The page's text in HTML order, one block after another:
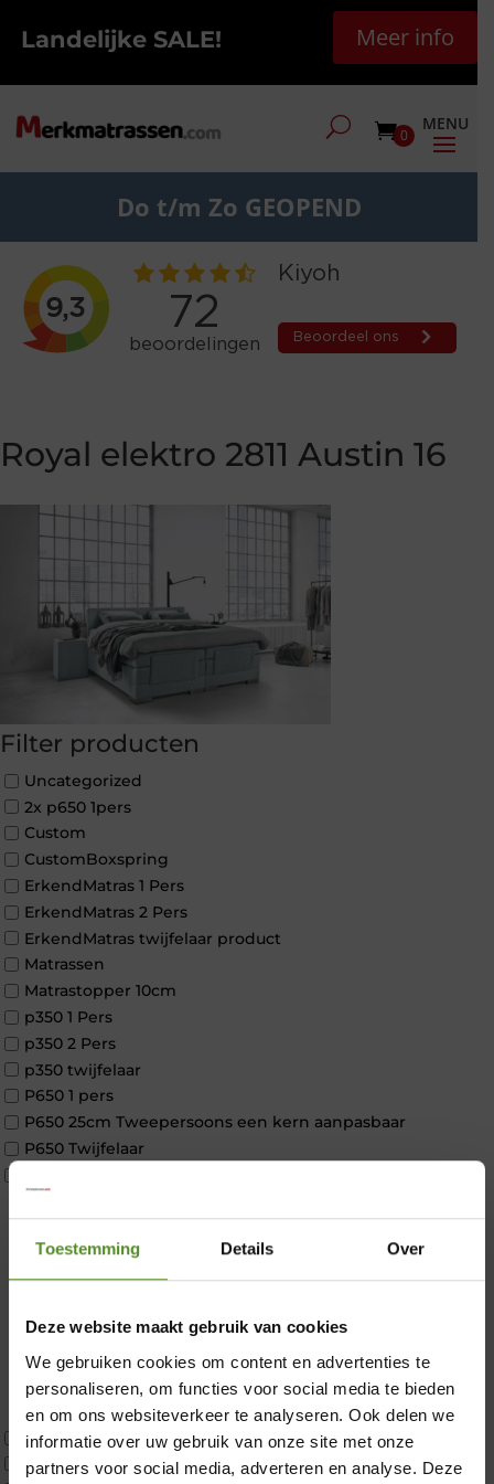
Toestemming Details Over
Deze website maakt gebruik van cookies
We gebruiken cookies om content en advertenties te
personaliseren, om functies voor social media te bieden
en om ons websiteverkeer te analyseren. Ook delen we
informatie over uw gebruik van onze site met onze
partners voor social media, adverteren en analyse. Deze
Landelijke SALE! Meer info
0
Do t/m Zo GEOPEND
Royal elektro 2811 Austin 16
Filter producten
Uncategorized
2x p650 1pers
Custom
CustomBoxspring
ErkendMatras 1 Pers
ErkendMatras 2 Pers
ErkendMatras twijfelaar product
Matrassen
Matrastopper 10cm
p350 1 Pers
p350 2 Pers
p350 twijfelaar
P650 1 pers
P650 25cm Tweepersoons een kern aanpasbaar
P650 Twijfelaar
2 personen
2 personen split
Materiaal
Koudschuim
Latex
Traagschuim
Tweepersoons 1 kern
Tweepersoons 1 kern product
×